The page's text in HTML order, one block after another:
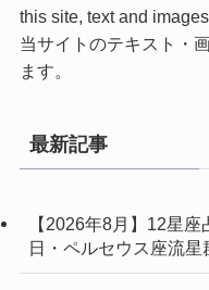
this site, text and
当サイトのテキスト・
ます。
最新記事
【2026年8月】12星
日・ペルセウス座流